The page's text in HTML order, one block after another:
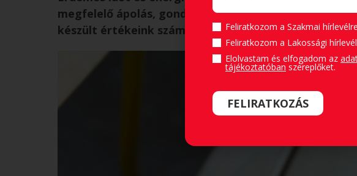
megfelelő ápolás, gondoskodás mellet tartós
készült értékeink számára!
Feliratkozom a Szakmai
Feliratkozom a Lakossági
Elolvastam és elfogadom az
tájékoztatóban szereplőket.
FELIRATKOZÁS